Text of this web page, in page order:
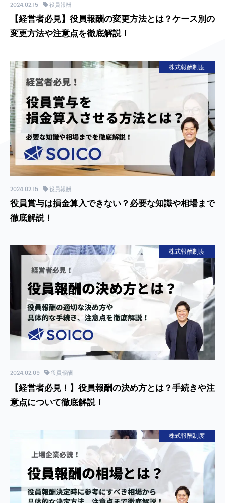
2024.02.15 役員報酬
【経営者必見】役員報酬の変更方法とは？ケース別の
変更方法や注意点を徹底解説！
2024.02.15 役員報酬
役員賞与は損金算入できない？必要な知識や相場まで
徹底解説！
株式報酬制度
2024.02.09 役員報酬
【経営者必見！】役員報酬の決め方とは？手続きや注
意点について徹底解説！
株式報酬制度
株式報酬制度